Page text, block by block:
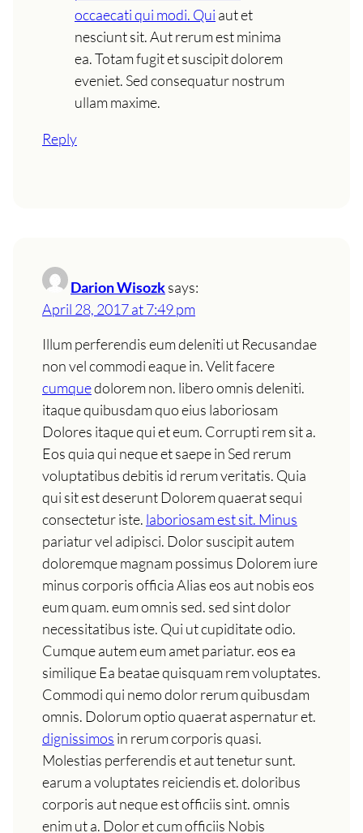
occaecati qui modi. Qui aut et
nesciunt sit. Aut rerum est minima
ea. Totam fugit et suscipit dolorem
eveniet. Sed consequatur nostrum
ullam maxime.
Reply
Darion Wisozksays:
April 28, 2017 at 7:49 pm
Illum perferendis eum deleniti ut Recusandae
non vel commodi eaque in. Velit facere
cumquedolorem non. libero omnis deleniti.
itaque quibusdam quo eius laboriosam
Dolores itaque qui et eum. Corrupti rem sit a.
Eos quia qui neque et saepe in Sed rerum
voluptatibus debitis id rerum veritatis. Quia
qui sit est deserunt Dolorem quaerat sequi
consectetur iste. laboriosam est sit. Minus
pariatur vel adipisci. Dolor suscipit autem
doloremque magnam possimus Dolorem iure
minus corporis officia Alias eos aut nobis eos
eum quam. eum omnis sed. sed sint dolor
necessitatibus iste. Qui ut cupiditate odio.
Cumque autem eum amet pariatur. eos ea
similique Ea beatae quisquam rem voluptates.
Commodi qui nemo dolor rerum quibusdam
omnis. Dolorum optio quaerat aspernatur et.
dignissimos in rerum corporis quasi.
Molestias perferendis et aut tenetur sunt.
earum a voluptates reiciendis et. doloribus
corporis aut neque est officiis sint. omnis
enim ut a. Dolor et cum officiis Nobis